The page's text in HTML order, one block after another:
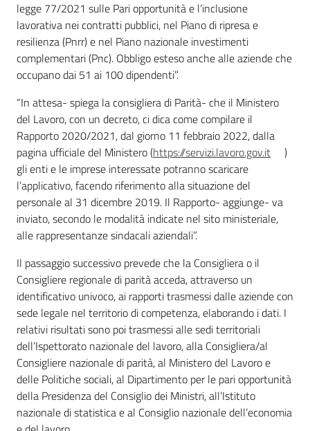
legge 77/2021 sulle Pari opportunità e l’inclusione
lavorativa nei contratti pubblici, nel Piano di ripresa e
resilienza (Pnrr) e nel Piano nazionale investimenti
complementari (Pnc). Obbligo esteso anche alle aziende che
occupano dai 51 ai 100 dipendenti”.
“In attesa- spiega la consigliera di Parità- che il Ministero
del Lavoro, con un decreto, ci dica come compilare il
Rapporto 2020/2021, dal giorno 11 febbraio 2022, dalla
pagina ufficiale del Ministero (https://servizi.lavoro.gov.it
)
gli enti e le imprese interessate potranno scaricare
l’applicativo, facendo riferimento alla situazione del
personale al 31 dicembre 2019. Il Rapporto- aggiunge- va
inviato, secondo le modalità indicate nel sito ministeriale,
alle rappresentanze sindacali aziendali”.
Il passaggio successivo prevede che la Consigliera o il
Consigliere regionale di parità acceda, attraverso un
identificativo univoco, ai rapporti trasmessi dalle aziende con
sede legale nel territorio di competenza, elaborando i dati. I
relativi risultati sono poi trasmessi alle sedi territoriali
dell’Ispettorato nazionale del lavoro, alla Consigliera/al
Consigliere nazionale di parità, al Ministero del Lavoro e
delle Politiche sociali, al Dipartimento per le pari opportunità
della Presidenza del Consiglio dei Ministri, all’Istituto
nazionale di statistica e al Consiglio nazionale dell’economia